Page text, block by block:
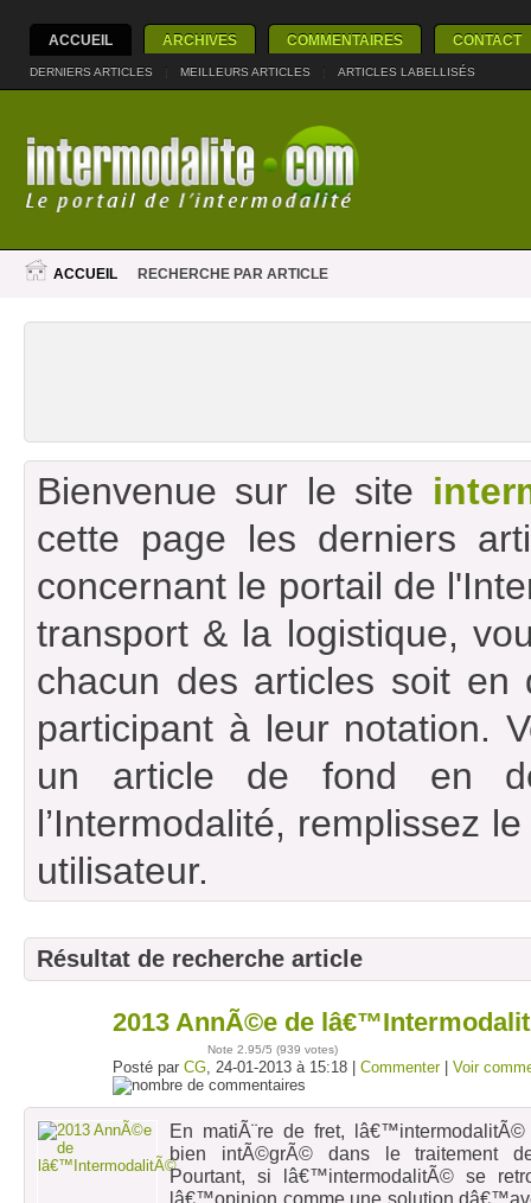
ACCUEIL ARCHIVES COMMENTAIRES CONTACT
DERNIERS ARTICLES | MEILLEURS ARTICLES | ARTICLES LABELLISÉS
ACCUEIL RECHERCHE PAR ARTICLE
Bienvenue sur le site
cette page les derniers
concernant le portail de
transport & la logistique,
chacun des articles soit en
participant à leur notation.
un article de fond en
l’Intermodalité, remplissez
utilisateur.
Résultat de recherche article
2013 AnnÃ©e de
Note 2.95/5 (939 votes)
Posté par CG, 24-01-2013 à 15:18 | Commenter| Voir
En matiÃ¨re de fret,
bien intÃ©grÃ© dans le traitement
Pourtant, si lâ€™intermodalitÃ© se
lâ€™opinion comme une solution